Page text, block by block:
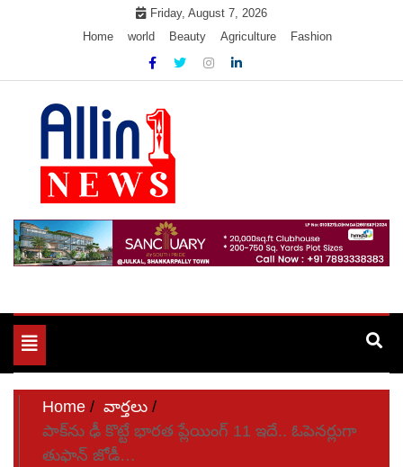
Friday, August 7, 2026
Home
world Beauty Agriculture Fashion
Allin1news
Toggle
navigation
Home
వార్తలు
పాక్‌ను ఢీ కొట్టే భారత ప్లేయింగ్ 11 ఇదే.. ఓపెనర్లుగా
తుఫాన్ జోడీ…